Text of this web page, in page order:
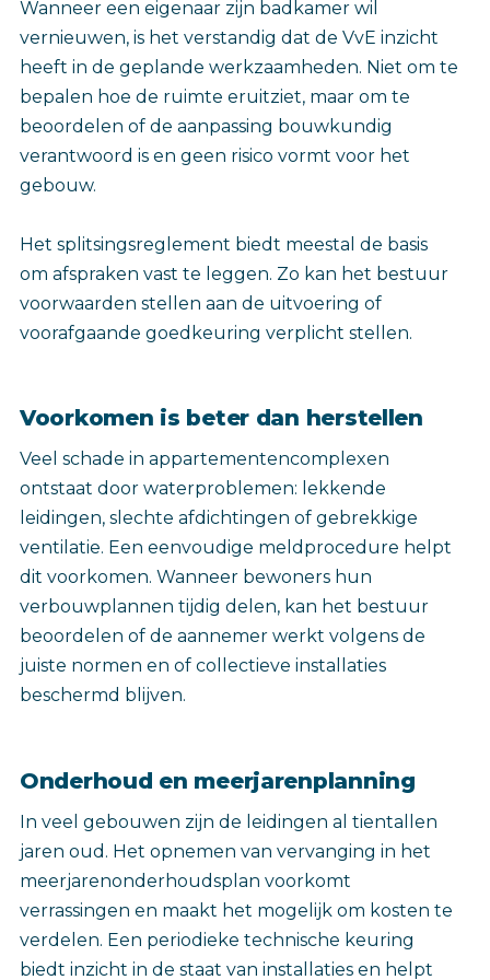
Wanneer een eigenaar zijn badkamer wil
vernieuwen, is het verstandig dat de VvE inzicht
heeft in de geplande werkzaamheden. Niet om te
bepalen hoe de ruimte eruitziet, maar om te
beoordelen of de aanpassing bouwkundig
verantwoord is en geen risico vormt voor het
gebouw.
Het splitsingsreglement biedt meestal de basis
om afspraken vast te leggen. Zo kan het bestuur
voorwaarden stellen aan de uitvoering of
voorafgaande goedkeuring verplicht stellen.
Voorkomen is beter dan herstellen
Veel schade in appartementencomplexen
ontstaat door waterproblemen: lekkende
leidingen, slechte afdichtingen of gebrekkige
ventilatie. Een eenvoudige meldprocedure helpt
dit voorkomen. Wanneer bewoners hun
verbouwplannen tijdig delen, kan het bestuur
beoordelen of de aannemer werkt volgens de
juiste normen en of collectieve installaties
beschermd blijven.
Onderhoud en meerjarenplanning
In veel gebouwen zijn de leidingen al tientallen
jaren oud. Het opnemen van vervanging in het
meerjarenonderhoudsplan voorkomt
verrassingen en maakt het mogelijk om kosten te
verdelen. Een periodieke technische keuring
biedt inzicht in de staat van installaties en helpt